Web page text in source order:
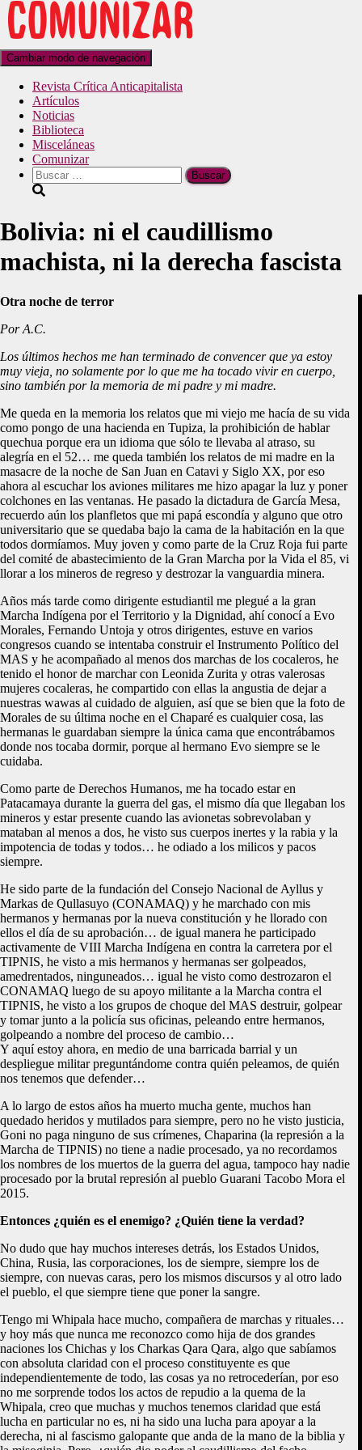
Cambiar modo de navegación
Revista Crítica Anticapitalista
Artículos
Noticias
Biblioteca
Misceláneas
Comunizar
Bolivia: ni el caudillismo
machista, ni la derecha fascista
Otra noche de terror
Por A.C.
Los últimos hechos me han terminado de convencer que ya estoy
muy vieja, no solamente por lo que me ha tocado vivir en cuerpo,
sino también por la memoria de mi padre y mi madre.
Me queda en la memoria los relatos que mi viejo me hacía de su vida
como pongo de una hacienda en Tupiza, la prohibición de hablar
quechua porque era un idioma que sólo te llevaba al atraso, su
alegría en el 52… me queda también los relatos de mi madre en la
masacre de la noche de San Juan en Catavi y Siglo XX, por eso
ahora al escuchar los aviones militares me hizo apagar la luz y poner
colchones en las ventanas. He pasado la dictadura de García Mesa,
recuerdo aún los planfletos que mi papá escondía y alguno que otro
universitario que se quedaba bajo la cama de la habitación en la que
todos dormíamos. Muy joven y como parte de la Cruz Roja fui parte
del comité de abastecimiento de la Gran Marcha por la Vida el 85, vi
llorar a los mineros de regreso y destrozar la vanguardia minera.
Años más tarde como dirigente estudiantil me plegué a la gran
Marcha Indígena por el Territorio y la Dignidad, ahí conocí a Evo
Morales, Fernando Untoja y otros dirigentes, estuve en varios
congresos cuando se intentaba construir el Instrumento Político del
MAS y he acompañado al menos dos marchas de los cocaleros, he
tenido el honor de marchar con Leonida Zurita y otras valerosas
mujeres cocaleras, he compartido con ellas la angustia de dejar a
nuestras wawas al cuidado de alguien, así que se bien que la foto de
Morales de su última noche en el Chaparé es cualquier cosa, las
hermanas le guardaban siempre la única cama que encontrábamos
donde nos tocaba dormir, porque al hermano Evo siempre se le
cuidaba.
Como parte de Derechos Humanos, me ha tocado estar en
Patacamaya durante la guerra del gas, el mismo día que llegaban los
mineros y estar presente cuando las avionetas sobrevolaban y
mataban al menos a dos, he visto sus cuerpos inertes y la rabia y la
impotencia de todas y todos… he odiado a los milicos y pacos
siempre.
He sido parte de la fundación del Consejo Nacional de Ayllus y
Markas de Qullasuyo (CONAMAQ) y he marchado con mis
hermanos y hermanas por la nueva constitución y he llorado con
ellos el día de su aprobación… de igual manera he participado
activamente de VIII Marcha Indígena en contra la carretera por el
TIPNIS, he visto a mis hermanos y hermanas ser golpeados,
amedrentados, ninguneados… igual he visto como destrozaron el
CONAMAQ luego de su apoyo militante a la Marcha contra el
TIPNIS, he visto a los grupos de choque del MAS destruir, golpear
y tomar junto a la policía sus oficinas, peleando entre hermanos,
golpeando a nombre del proceso de cambio…
Y aquí estoy ahora, en medio de una barricada barrial y un
despliegue militar preguntándome contra quién peleamos, de quién
nos tenemos que defender…
A lo largo de estos años ha muerto mucha gente, muchos han
quedado heridos y mutilados para siempre, pero no he visto justicia,
Goni no paga ninguno de sus crímenes, Chaparina (la represión a la
Marcha de TIPNIS) no tiene a nadie procesado, ya no recordamos
los nombres de los muertos de la guerra del agua, tampoco hay nadie
procesado por la brutal represión al pueblo Guarani Tacobo Mora el
2015.
Entonces ¿quién es el enemigo? ¿Quién tiene la verdad?
No dudo que hay muchos intereses detrás, los Estados Unidos,
China, Rusia, las corporaciones, los de siempre, siempre los de
siempre, con nuevas caras, pero los mismos discursos y al otro lado
el pueblo, el que siempre tiene que poner la sangre.
Tengo mi Whipala hace mucho, compañera de marchas y rituales…
y hoy más que nunca me reconozco como hija de dos grandes
naciones los Chichas y los Charkas Qara Qara, algo que sabíamos
con absoluta claridad con el proceso constituyente es que
independientemente de todo, las cosas ya no retrocederían, por eso
no me sorprende todos los actos de repudio a la quema de la
Whipala, creo que muchas y muchos tenemos claridad que está
lucha en particular no es, ni ha sido una lucha para apoyar a la
derecha, ni al fascismo galopante que anda de la mano de la biblia y